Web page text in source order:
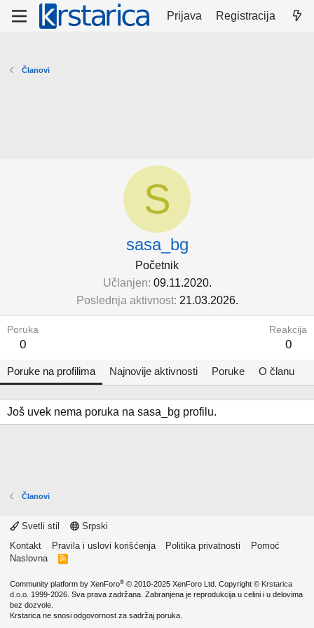
Prijava Registracija
Članovi
S
sasa_bg
Početnik
Učlanjen 09.11.2020.
Poslednja aktivnost 21.03.2026.
Poruka
0
Reakcija
0
Poruke na profilima Najnovije aktivnosti Poruke O članu
Još uvek nema poruka na sasa_bg profilu.
Članovi
Svetli stil
Srpski
Kontakt
Pravila i uslovi korišćenja Politika privatnosti
Pomoć
Naslovna
R
Community platform by XenForo® © 2010-2025 XenForo Ltd. Copyright © Krstarica
d.o.o. 1999-2026. Sva prava zadržana. Zabranjena je reprodukcija u celini i u delovima
bez dozvole.
Krstarica ne snosi odgovornost za sadržaj poruka.